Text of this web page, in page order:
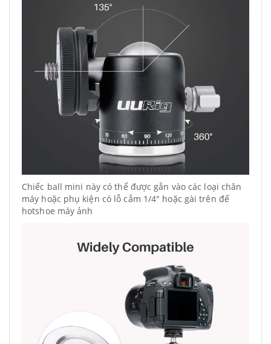
Chiếc ball mini này có thể được gắn vào các loại chân
máy hoặc phụ kiện có lỗ cắm 1/4" hoặc gài trên đế
hotshoe máy ảnh